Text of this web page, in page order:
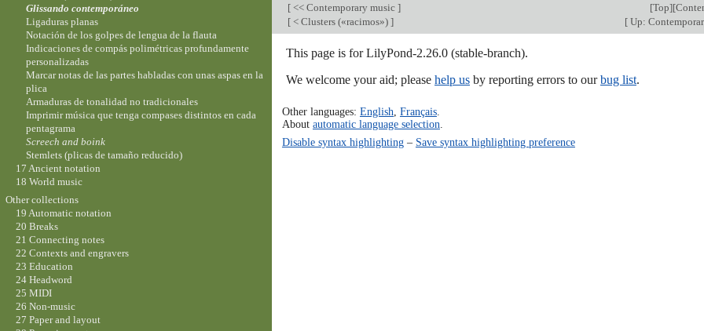
[ << Contemporary music ] [Top][
[ < Clusters («racimos») ] [ Up:
This page is for LilyPond-2.26.0 (stable-branch).
We welcome your aid; please help us by reporting errors to ourbug list.
Other languages: English Français.
About automatic language selection
Disable syntax highlighting– Save syntax highlighting preference
Glissando contemporáneo
Ligaduras planas
Notación de los golpes de lengua de la flauta
Indicaciones de compás polimétricas profundamente
personalizadas
Marcar notas de las partes habladas con unas aspas en la
plica
Armaduras de tonalidad no tradicionales
Imprimir música que tenga compases distintos en cada
pentagrama
Screech and boink
Stemlets (plicas de tamaño reducido)
17 Ancient notation
18 World music
Other collections
19 Automatic notation
20 Breaks
21 Connecting notes
22 Contexts and engravers
23 Education
24 Headword
25 MIDI
26 Non-music
27 Paper and layout